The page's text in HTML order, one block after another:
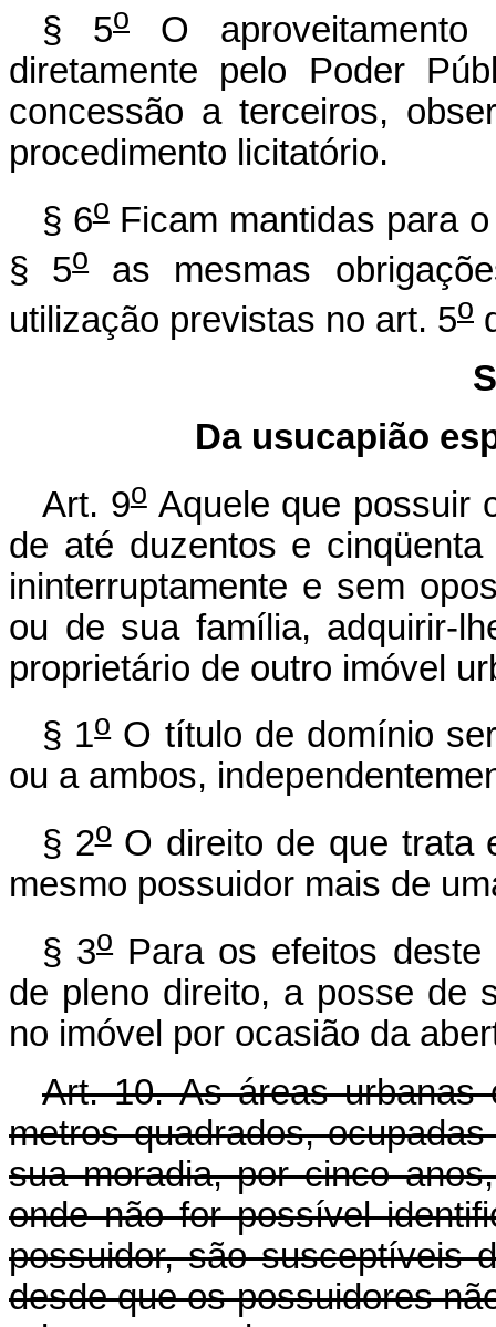
§ 5o
O
diretamente pelo Poder
concessão a terceiros,
procedimento licitatório.
§ 6oFicam mantidas para
§ 5oas mesmas
utilização previstas no art. 5o
Da usucapião
Art. 9o Aquele que possuir
de até duzentos e
ininterruptamente e sem
ou de sua família, adquirir-
proprietário de outro imóvel
§ 1oO título de domínio
ou a ambos,
§ 2oO direito de que trata
mesmo possuidor mais de
§ 3oPara os efeitos deste
de pleno direito, a posse de
no imóvel por ocasião da
Art. 10. As áreas urbanas
metros quadrados,
sua moradia, por cinco
onde não for possível
possuidor, são susceptíveis
desde que os possuidores